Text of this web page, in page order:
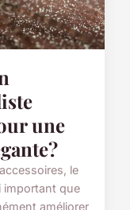
une
le
important que
améliorer